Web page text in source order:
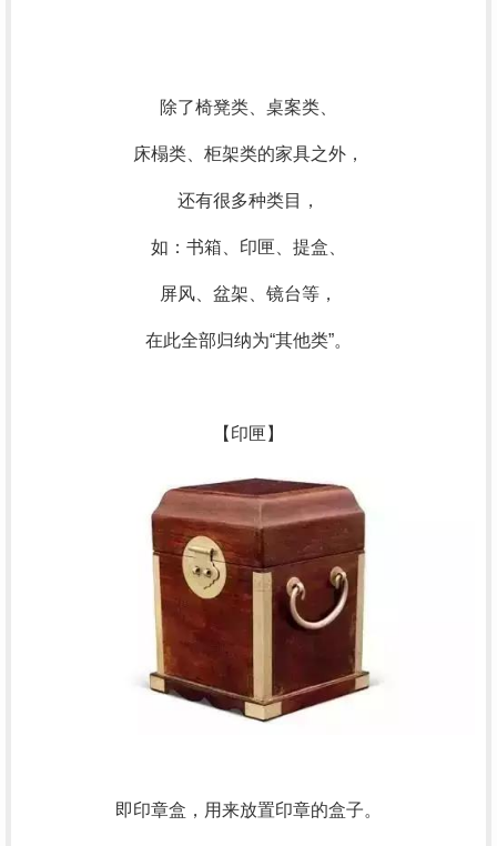
除了椅凳类、桌案类、
床榻类、柜架类的家具之外，
还有很多种类目，
如：书箱、印匣、提盒、
屏风、盆架、镜台等，
在此全部归纳为“其他类”。
【印匣】
即印章盒，用来放置印章的盒子。